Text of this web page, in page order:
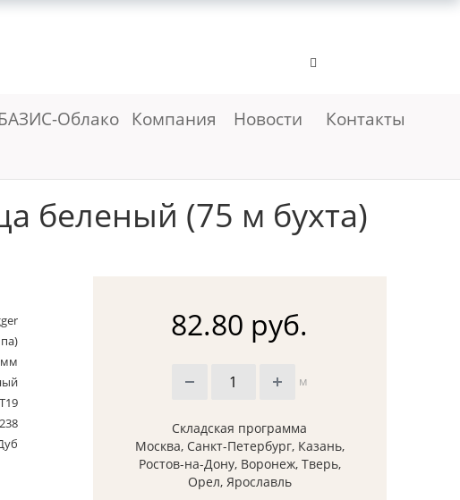
БАЗИС-Облако Компания Новости Контакты
беленый (75 м бухта)
мм
82.80 руб.
м
Складская программа
Москва, Санкт-Петербург, Казань,
Ростов-на-Дону, Воронеж, Тверь,
Орел, Ярославль